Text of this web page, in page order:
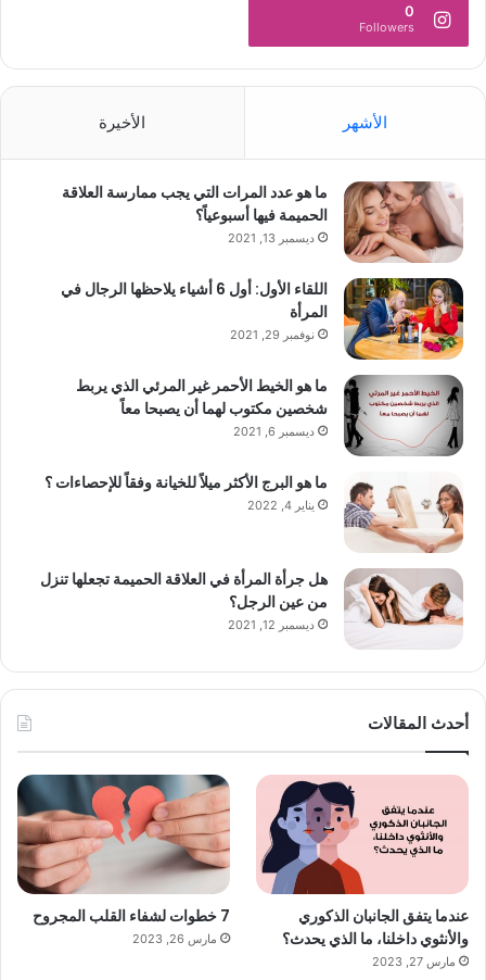
0
Followers
الأشهر الأخيرة
ما هو عدد المرات التي يجب ممارسة العلاقة
الحميمة فيها أسبوعياً؟
ديسمبر 13, 2021
اللقاء الأول: أول 6 أشياء يلاحظها الرجال في
المرأة
نوفمبر 29, 2021
ما هو الخيط الأحمر غير المرئي الذي يربط
شخصين مكتوب لهما أن يصبحا معاً
ديسمبر 6, 2021
ما هو البرج الأكثر ميلاً للخيانة وفقاً للإحصاءات ؟
يناير 4, 2022
هل جرأة المرأة في العلاقة الحميمة تجعلها تنزل
من عين الرجل؟
ديسمبر 12, 2021
أحدث المقالات
عندما يتفق الجانبان الذكوري
والأنثوي داخلنا، ما الذي يحدث؟
مارس 27, 2023
7 خطوات لشفاء القلب المجروح
مارس 26, 2023